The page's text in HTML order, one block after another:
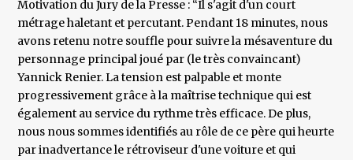
Motivation du Jury de la Presse : “Il s'agit d'un court
métrage haletant et percutant. Pendant 18 minutes, nous
avons retenu notre souffle pour suivre la mésaventure du
personnage principal joué par (le très convaincant)
Yannick Renier. La tension est palpable et monte
progressivement grâce à la maîtrise technique qui est
également au service du rythme très efficace. De plus,
nous nous sommes identifiés au rôle de ce père qui heurte
par inadvertance le rétroviseur d'une voiture et qui